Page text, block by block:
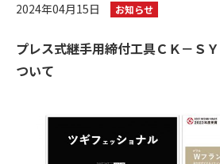
2024年04月15日 お知らせ
プレス式継手用締付工具ＣＫ－Ｓ
ついて